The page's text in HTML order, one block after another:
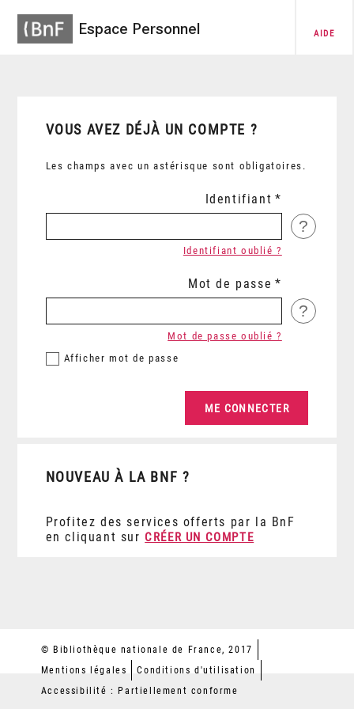
Espace Personnel AIDE
VOUS AVEZ DÉJÀ UN COMPTE ?
Les champs avec un astérisque sont obligatoires.
Identifiant
?
Identifiant oublié ?
Mot de passe
?
Afficher mot de passe
Mot de passe oublié ?
NOUVEAU À LA BNF ?
Profitez des services offerts par la BnF
en cliquant sur CRÉER UN COMPTE
© Bibliothèque nationale de France, 2017
Mentions légales
Conditions d'utilisation
Accessibilité : Partiellement conforme